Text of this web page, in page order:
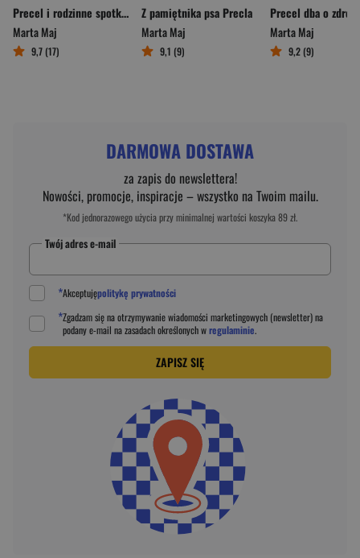
Precel i rodzinne spotkania. Przygody psa Precla
Marta Maj
9,7 (17)
Z pamiętnika psa Precla
Marta Maj
9,1 (9)
Marta Maj
9,2 (9)
DARMOWA DOSTAWA
za zapis do newslettera!
Nowości, promocje, inspiracje – wszystko na Twoim mailu.
*Kod jednorazowego użycia przy minimalnej wartości koszyka 89 zł.
Twój adres e-mail
*Akceptujępolitykę prywatności
*Zgadzam się na otrzymywanie wiadomości marketingowych (newsletter) na
podanye-mail na zasadach określonych wregulaminie.
ZAPISZ SIĘ